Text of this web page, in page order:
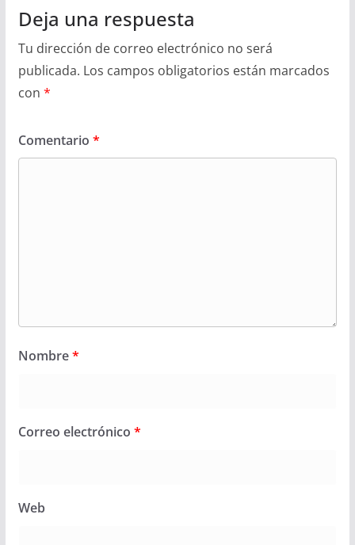
Deja una respuesta
Tu dirección de correo electrónico no será
publicada. Los campos obligatorios están marcados
con *
Comentario *
Nombre*
Correo electrónico *
Web